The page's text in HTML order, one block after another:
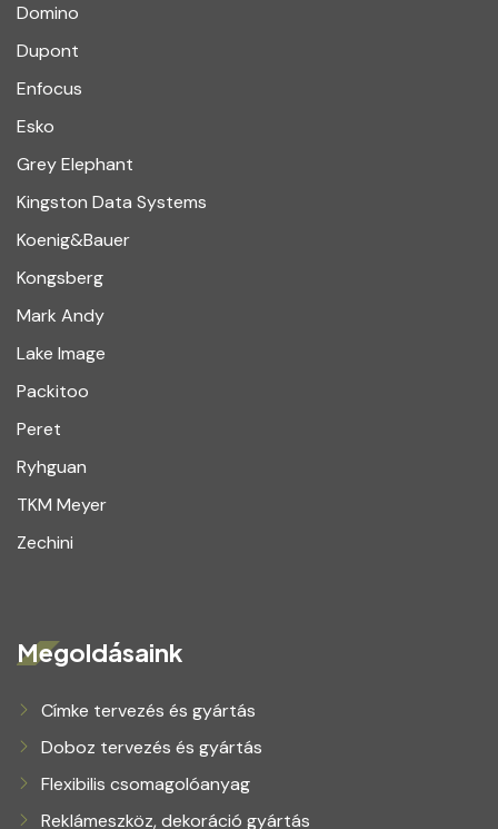
Domino
Dupont
Enfocus
Esko
Grey Elephant
Kingston Data Systems
Koenig&Bauer
Kongsberg
Mark Andy
Lake Image
Packitoo
Peret
Ryhguan
TKM Meyer
Zechini
Megoldásaink
Címke tervezés és gyártás
Doboz tervezés és gyártás
Flexibilis csomagolóanyag
Reklámeszköz, dekoráció gyártás